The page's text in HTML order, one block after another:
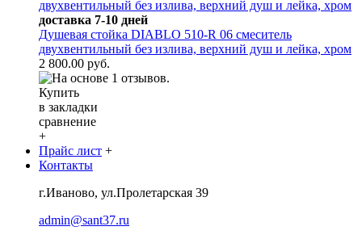
доставка 7-10 дней
Душевая стойка DIABLO 510-R 06 смеситель
двухвентильный без излива, верхний душ и лейка, хром
2 800.00 руб.
Купить
в закладки
сравнение
+
Прайс лист +
Контакты
г.Иваново, ул.Пролетарская 39
admin@sant37.ru